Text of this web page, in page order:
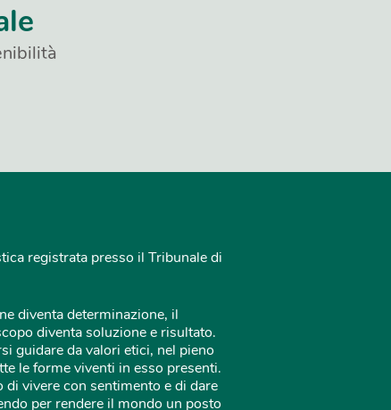
registrata presso il Tribunale di
diventa determinazione, il
diventa soluzione e risultato.
guidare da valori etici, nel pieno
le forme viventi in esso presenti.
vivere con sentimento e di dare
per rendere il mondo un posto